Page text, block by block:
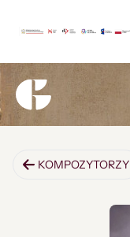
KOMPOZYTORZY